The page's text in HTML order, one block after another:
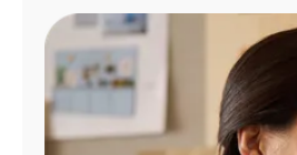
Administrar
cuenta
Encuentra
tienda